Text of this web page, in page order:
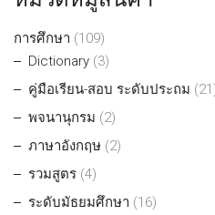
การศึกษา (109)
Dictionary (3)
คู่มือเรียน-สอบ ระดับประถม
พจนานุกรม (2)
ภาษาอังกฤษ (2)
รวมสูตร (4)
ระดับมัธยมศึกษา (16)